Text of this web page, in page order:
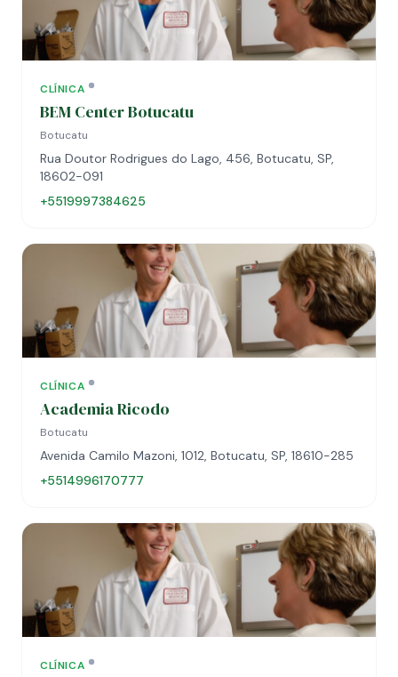
CLÍNICA
BEM Center Botucatu
Botucatu
Rua Doutor Rodrigues do Lago, 456, Botucatu, SP,
18602-091
+5519997384625
CLÍNICA
Academia Ricodo
Botucatu
Avenida Camilo Mazoni, 1012, Botucatu, SP, 18610-285
+5514996170777
CLÍNICA